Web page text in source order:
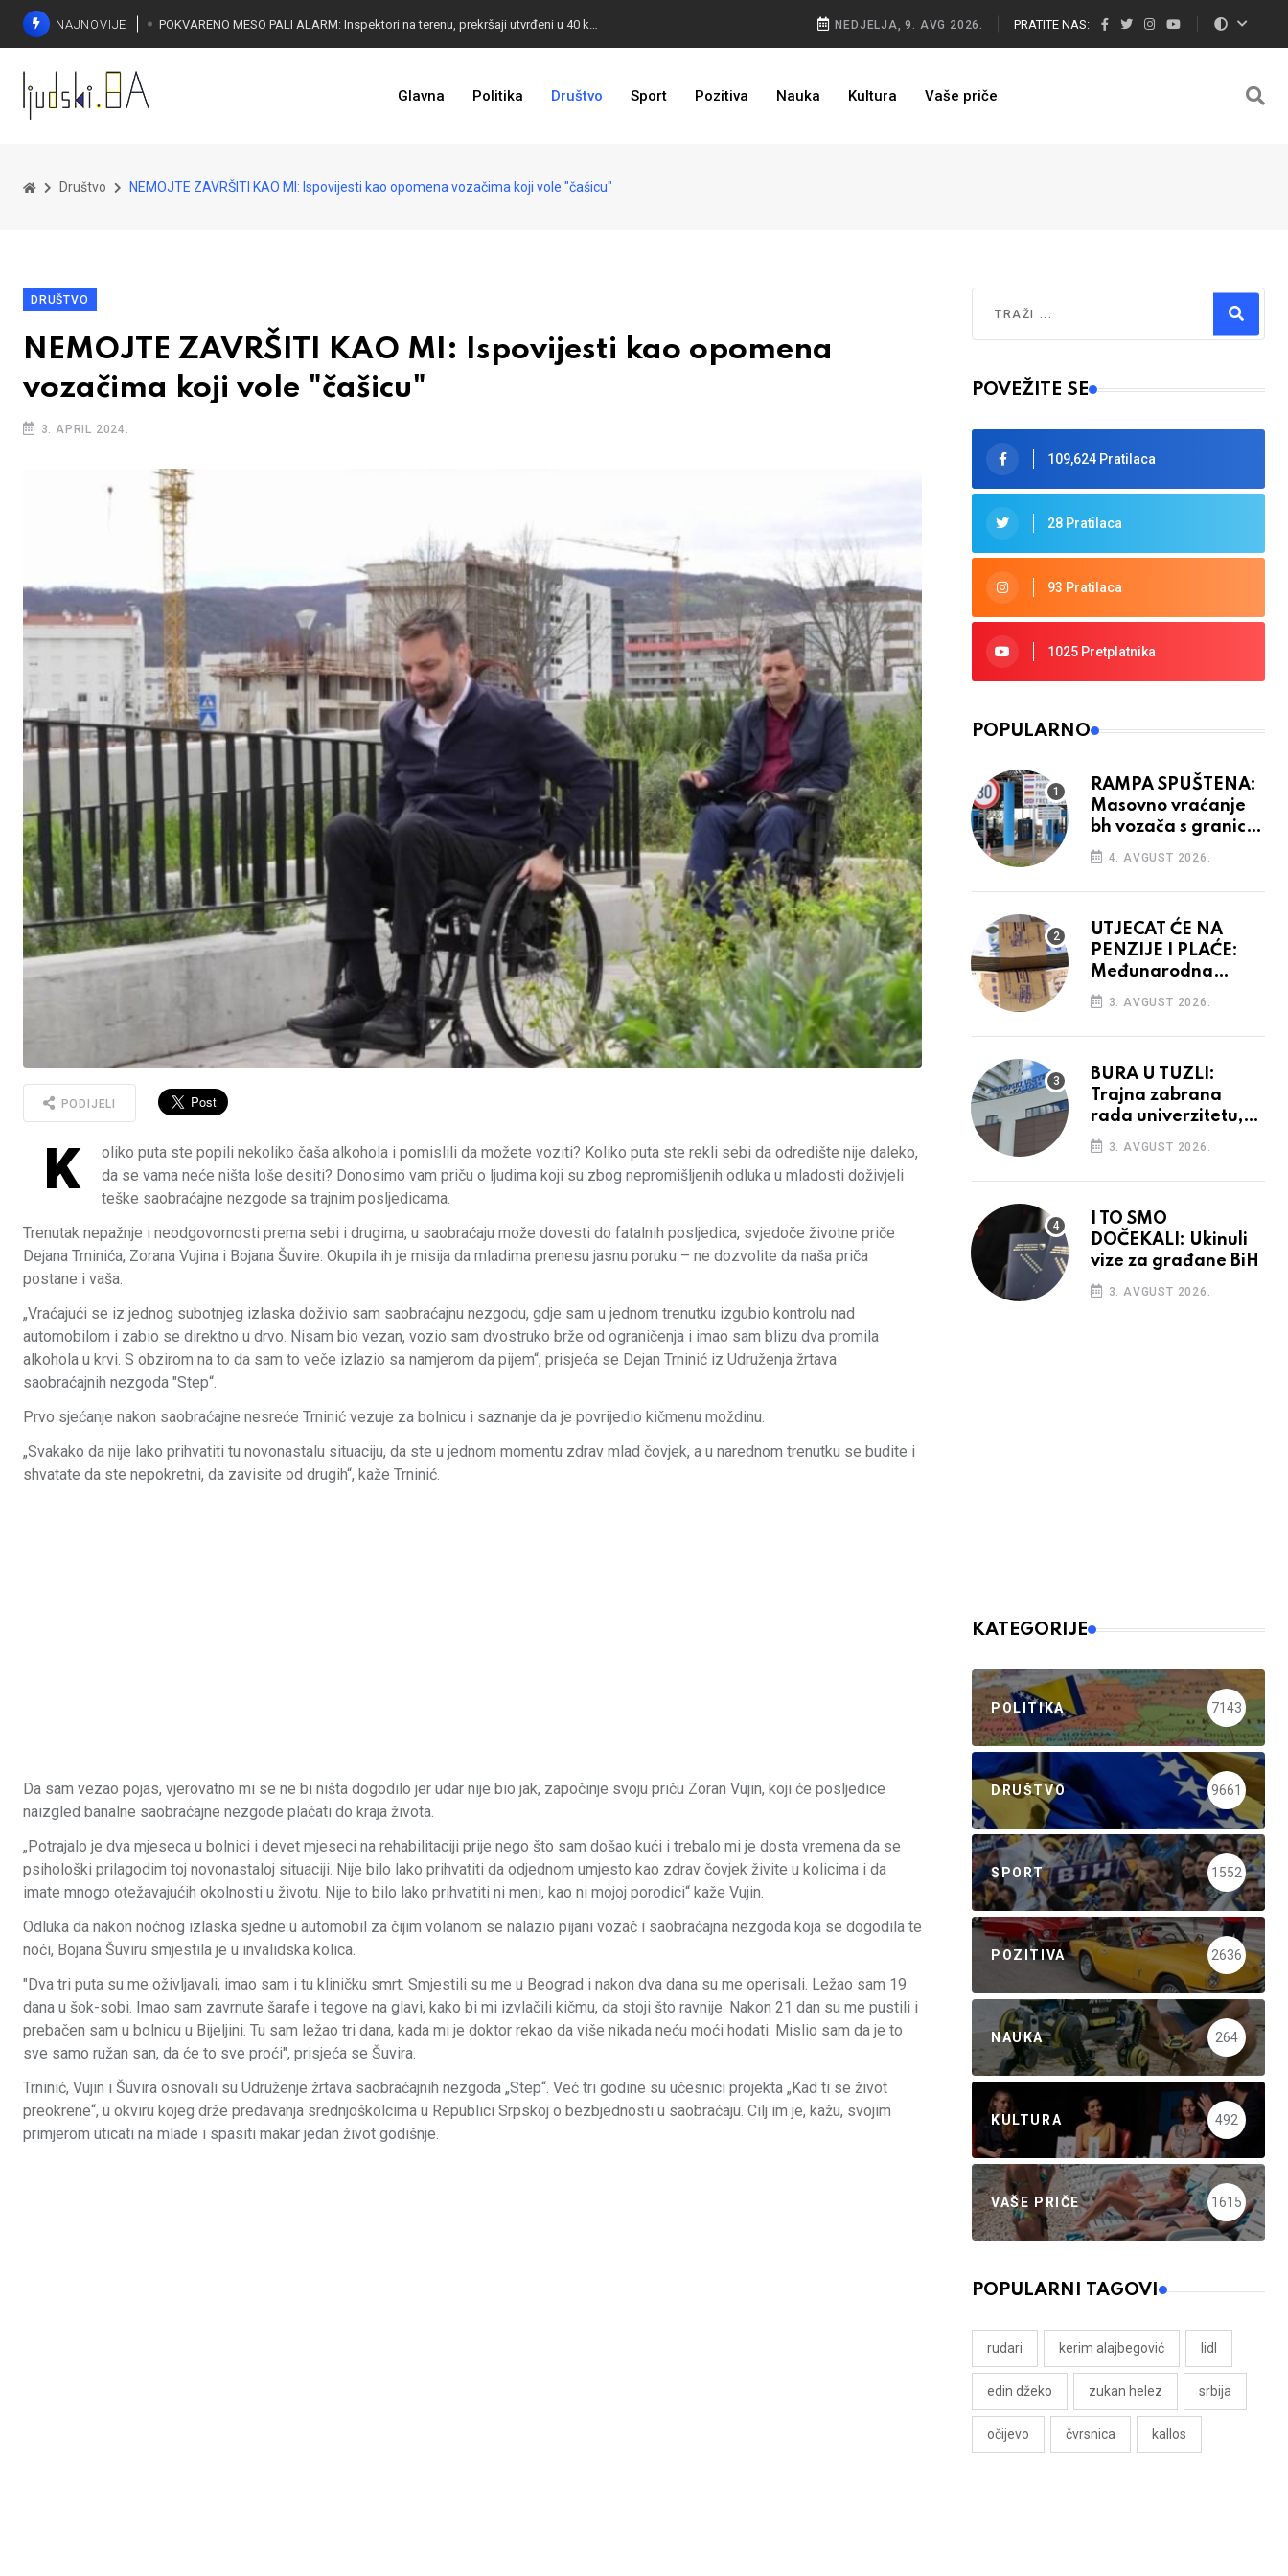
NAJNOVIJE NEDJELJA, 9. AVG 2026. PRATITE NAS:
Glavna Politika Društvo Sport Pozitiva Nauka Kultura Vaše priče
Društvo NEMOJTE ZAVRŠITI KAO MI: Ispovijesti kao opomena vozačima koji vole "čašicu"
DRUŠTVO
NEMOJTE ZAVRŠITI KAO MI: Ispovijesti kao opomena
vozačima koji vole "čašicu"
3. APRIL 2024.
PODIJELI
K
oliko puta ste popili nekoliko čaša alkohola i pomislili da možete voziti? Koliko puta ste rekli sebi da odredište nije daleko,
da se vama neće ništa loše desiti? Donosimo vam priču o ljudima koji su zbog nepromišljenih odluka u mladosti doživjeli
teške saobraćajne nezgode sa trajnim posljedicama.
Trenutak nepažnje i neodgovornosti prema sebi i drugima, u saobraćaju može dovesti do fatalnih posljedica, svjedoče životne priče
Dejana Trninića, Zorana Vujina i Bojana Šuvire. Okupila ih je misija da mladima prenesu jasnu poruku – ne dozvolite da naša priča
postane i vaša.
„Vraćajući se iz jednog subotnjeg izlaska doživio sam saobraćajnu nezgodu, gdje sam u jednom trenutku izgubio kontrolu nad
automobilom i zabio se direktno u drvo. Nisam bio vezan, vozio sam dvostruko brže od ograničenja i imao sam blizu dva promila
alkohola u krvi. S obzirom na to da sam to veče izlazio sa namjerom da pijem“, prisjeća se Dejan Trninić iz Udruženja žrtava
saobraćajnih nezgoda "Step“.
Prvo sjećanje nakon saobraćajne nesreće Trninić vezuje za bolnicu i saznanje da je povrijedio kičmenu moždinu.
„Svakako da nije lako prihvatiti tu novonastalu situaciju, da ste u jednom momentu zdrav mlad čovjek, a u narednom trenutku se budite i
shvatate da ste nepokretni, da zavisite od drugih“, kaže Trninić.
Da sam vezao pojas, vjerovatno mi se ne bi ništa dogodilo jer udar nije bio jak, započinje svoju priču Zoran Vujin, koji će posljedice
naizgled banalne saobraćajne nezgode plaćati do kraja života.
„Potrajalo je dva mjeseca u bolnici i devet mjeseci na rehabilitaciji prije nego što sam došao kući i trebalo mi je dosta vremena da se
psihološki prilagodim toj novonastaloj situaciji. Nije bilo lako prihvatiti da odjednom umjesto kao zdrav čovjek živite u kolicima i da
imate mnogo otežavajućih okolnosti u životu. Nije to bilo lako prihvatiti ni meni, kao ni mojoj porodici“ kaže Vujin.
Odluka da nakon noćnog izlaska sjedne u automobil za čijim volanom se nalazio pijani vozač i saobraćajna nezgoda koja se dogodila te
noći, Bojana Šuviru smjestila je u invalidska kolica.
"Dva tri puta su me oživljavali, imao sam i tu kliničku smrt. Smjestili su me u Beograd i nakon dva dana su me operisali. Ležao sam 19
dana u šok-sobi. Imao sam zavrnute šarafe i tegove na glavi, kako bi mi izvlačili kičmu, da stoji što ravnije. Nakon 21 dan su me pustili i
prebačen sam u bolnicu u Bijeljini. Tu sam ležao tri dana, kada mi je doktor rekao da više nikada neću moći hodati. Mislio sam da je to
sve samo ružan san, da će to sve proći", prisjeća se Šuvira.
Trninić, Vujin i Šuvira osnovali su Udruženje žrtava saobraćajnih nezgoda „Step“. Već tri godine su učesnici projekta „Kad ti se život
preokrene“, u okviru kojeg drže predavanja srednjoškolcima u Republici Srpskoj o bezbjednosti u saobraćaju. Cilj im je, kažu, svojim
primjerom uticati na mlade i spasiti makar jedan život godišnje.
Type 2 or more characters for results.
POVEŽITE SE
109,624 Pratilaca
28 Pratilaca
93 Pratilaca
1025 Pretplatnika
POPULARNO
RAMPA SPUŠTENA:
Masovno vraćanje
bh vozača s granica
EU, protesti na
vidiku
4. AVGUST 2026.
UTJECAT ĆE NA
PENZIJE I PLAĆE:
Međunarodna
agencija potvrdila
kreditni rejting BiH
3. AVGUST 2026.
BURA U TUZLI:
Trajna zabrana
rada univerzitetu,
provedba sudskih
odluka
3. AVGUST 2026.
I TO SMO
DOČEKALI: Ukinuli
vize za građane BiH
3. AVGUST 2026.
KATEGORIJE
POLITIKA 7143
DRUŠTVO 9661
SPORT 1552
POZITIVA 2636
NAUKA 264
KULTURA 492
VAŠE PRIČE 1615
POPULARNI TAGOVI
rudari kerim alajbegović lidl
edin džeko zukan helez srbija
očijevo čvrsnica kallos